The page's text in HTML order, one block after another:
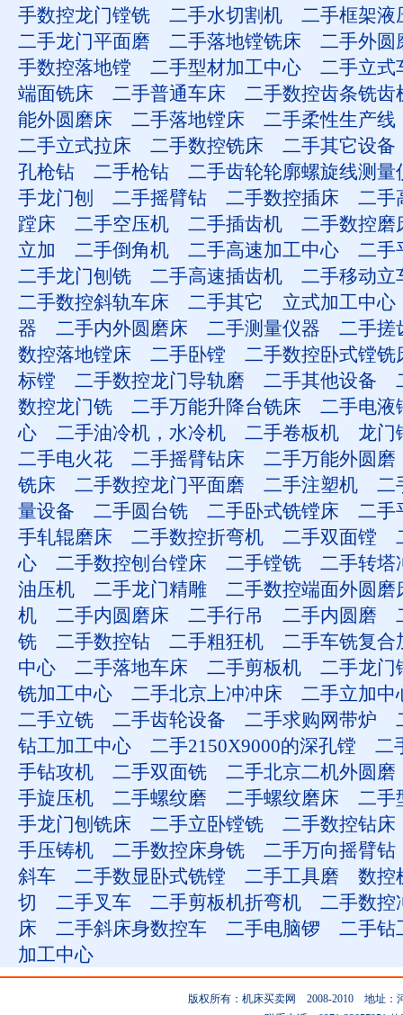
手数控龙门镗铣
二手水切割机
二手框架液
二手龙门平面磨
二手落地镗铣床
二手外圆
手数控落地镗
二手型材加工中心
二手立式
端面铣床
二手普通车床
二手数控齿条铣齿
能外圆磨床
二手落地镗床
二手柔性生产线
二手立式拉床
二手数控铣床
二手其它设备
孔枪钻
二手枪钻
二手齿轮轮廓螺旋线测量
手龙门刨
二手摇臂钻 二手数控插床
二手
蹚床
二手空压机 二手插齿机
二手数控磨
立加
二手倒角机 二手高速加工中心
二手
二手龙门刨铣
二手高速插齿机
二手移动立
二手数控斜轨车床
二手其它
立式加工中心
器
二手内外圆磨床 二手测量仪器
二手搓
数控落地镗床
二手卧镗
二手数控卧式镗铣
标镗
二手数控龙门导轨磨 二手其他设备
数控龙门铣
二手万能升降台铣床
二手电液
心
二手油冷机，水冷机 二手卷板机
龙门
二手电火花
二手摇臂钻床
二手万能外圆磨
铣床
二手数控龙门平面磨 二手注塑机
二
量设备
二手圆台铣 二手卧式铣镗床
二手
手轧辊磨床
二手数控折弯机 二手双面镗
心
二手数控刨台镗床 二手镗铣
二手转塔
油压机
二手龙门精雕
二手数控端面外圆磨
机
二手内圆磨床 二手行吊 二手内圆磨
铣
二手数控钻 二手粗狂机
二手车铣复合
中心
二手落地车床 二手剪板机
二手龙门
铣加工中心
二手北京上冲冲床
二手立加中
二手立铣
二手齿轮设备 二手求购网带炉
钻工加工中心
二手2150X9000的深孔镗
二
手钻攻机
二手双面铣
二手北京二机外圆磨
手旋压机
二手螺纹磨 二手螺纹磨床
二手
手龙门刨铣床
二手立卧镗铣
二手数控钻床
手压铸机
二手数控床身铣
二手万向摇臂钻
斜车
二手数显卧式铣镗 二手工具磨
数控
切
二手叉车 二手剪板机折弯机
二手数控
床
二手斜床身数控车 二手电脑锣
二手钻
加工中心
版权所有：机床买卖网 2008-2010 地址：